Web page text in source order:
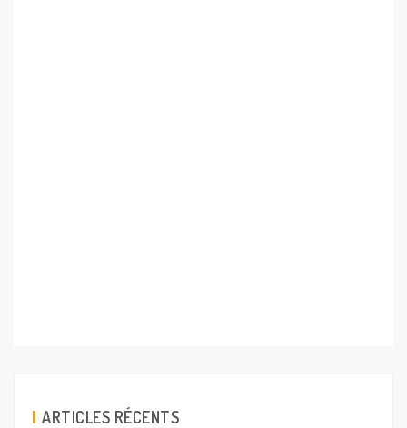
ARTICLES RÉCENTS